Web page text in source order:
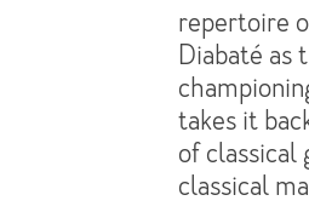
repertoire
Diabaté as
takes it
of
classical